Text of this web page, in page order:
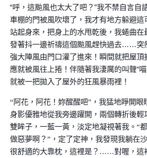
“呼，這颱風也太大了吧？”我不禁自言自
車棚的門被風吹壞了，我才有地方躲避這
站起身來，把身上的水甩乾後，我蜷曲在
發著抖一邊祈禱這個颱風趕快過去……突
強大陣風由門口灌了進來！瞬間就把屋頂
應就被風往上捲！伴隨著我淒厲的叫聲“
就被一把拋入了屋外的狂風暴雨裡！
“阿花，阿花！妳醒醒吧” ，我猛地睜開
身影優雅地從我旁邊躍開，兩個轉折後
雙眸子，一藍一黃，淡定地凝視著我。 “
做惡夢啊？” ，定了定神，我發現我躺在
很舒適的大靠枕，這裡是？ ……對喔，這